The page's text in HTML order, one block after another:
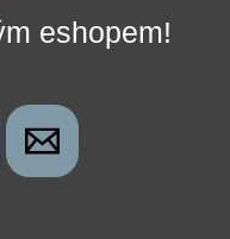
eshopem!